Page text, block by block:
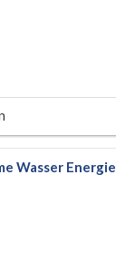
Wasser Energie